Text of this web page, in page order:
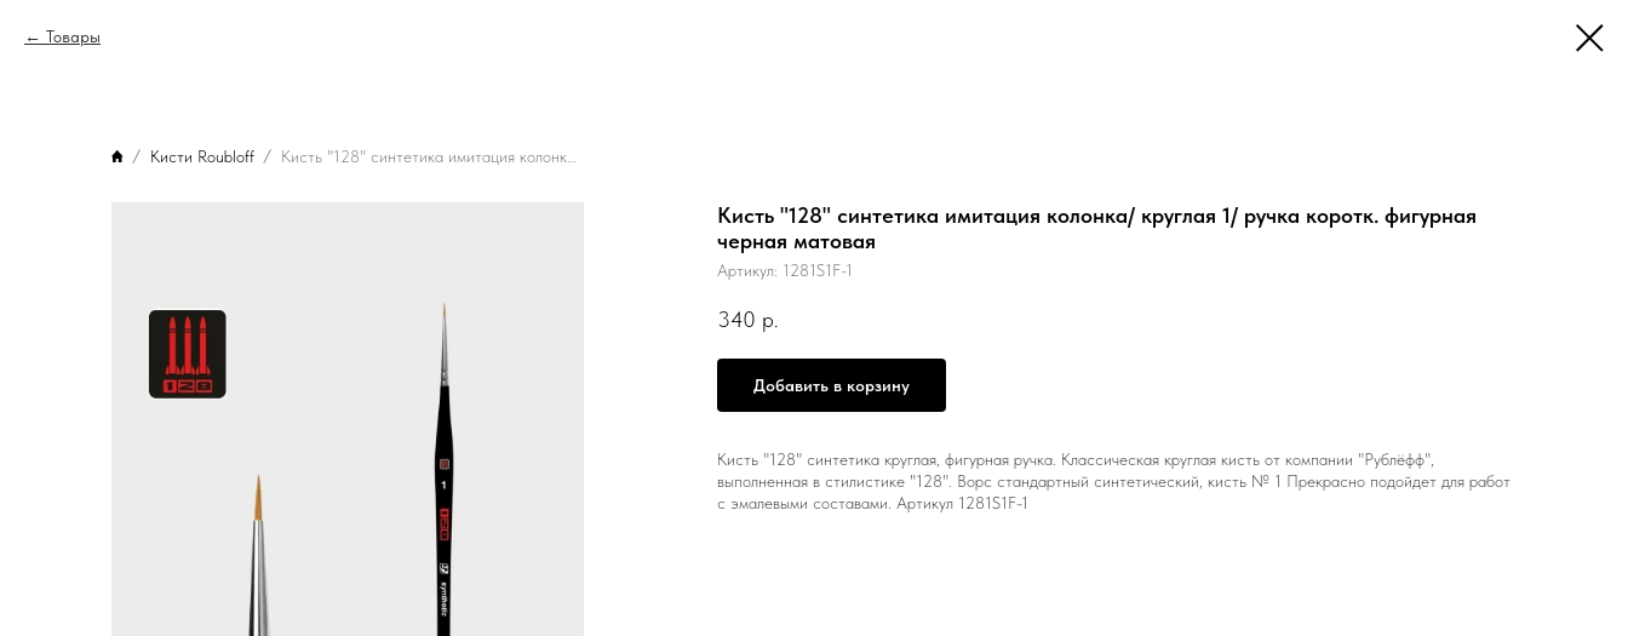
Товары
Кисти Roubloff
Кисть "128" синтетика имитация колонка/ круглая 1/ ручка коротк. фигурная
черная матовая
Артикул: 1281S1F-1
340 р.
Добавить в корзину
Кисть "128" синтетика круглая, фигурная ручка. Классическая круглая кисть от компании "Рублёфф",
выполненная в стилистике "128". Ворс стандартный синтетический, кисть № 1 Прекрасно подойдет для работ
с эмалевыми составами. Артикул 1281S1F-1